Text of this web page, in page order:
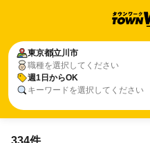
東京都立川市
職種を選択してください
週1日からOK
キーワードを選択してください
334件